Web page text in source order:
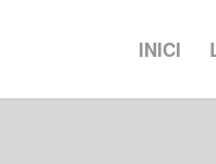
INICI